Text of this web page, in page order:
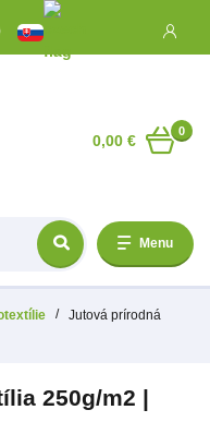
Menu
0
0,00 €
Jutová prírodná
250g/m2 |